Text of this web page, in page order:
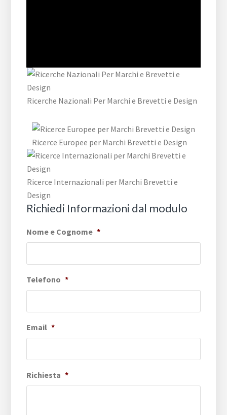
Ricerche Nazionali Per Marchi e Brevetti e Design
Ricerce Europee per Marchi Brevetti e Design
Ricerce Internazionali per Marchi Brevetti e
Design
Richiedi Informazioni dal modulo
Nome e Cognome *
Telefono *
Email *
Richiesta *